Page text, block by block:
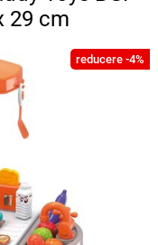
29 cm
reducere -4%